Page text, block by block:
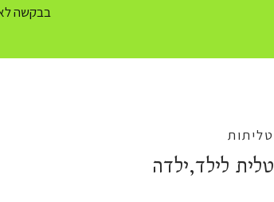
בבקשה
טליתות
טלית לילד,ילדה